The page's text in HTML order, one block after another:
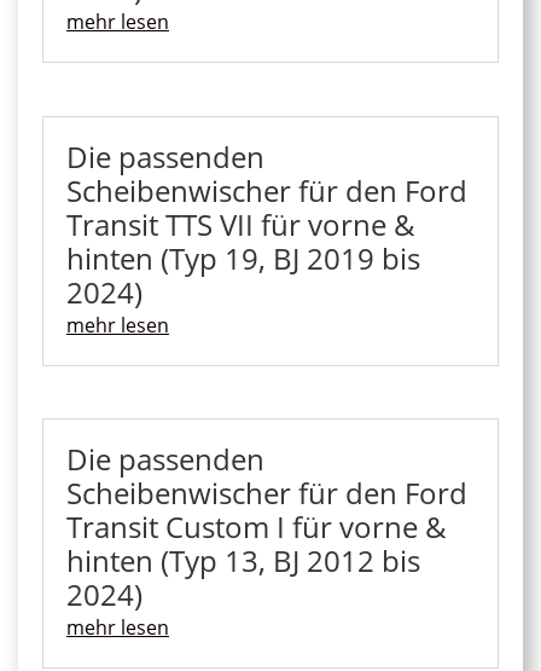
mehr lesen
Die passenden
Scheibenwischer für den Ford
Transit TTS VII für vorne &
hinten (Typ 19, BJ 2019 bis
2024)
mehr lesen
Die passenden
Scheibenwischer für den Ford
Transit Custom I für vorne &
hinten (Typ 13, BJ 2012 bis
2024)
mehr lesen